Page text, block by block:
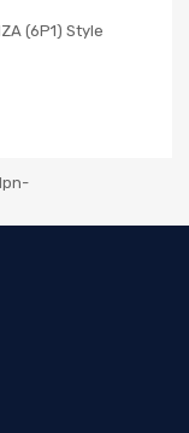
(6P1) Style